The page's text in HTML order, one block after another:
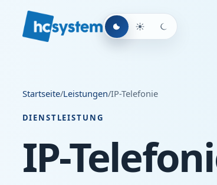
Startseite/Leistungen/IP-Telefonie
DIENSTLEISTUNG
IP-